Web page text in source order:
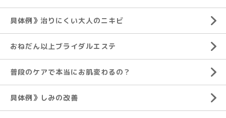
具体例》治りにくい大人のニキビ
おねだん以上ブライダルエステ
普段のケアで本当にお肌変わるの？
具体例》しみの改善